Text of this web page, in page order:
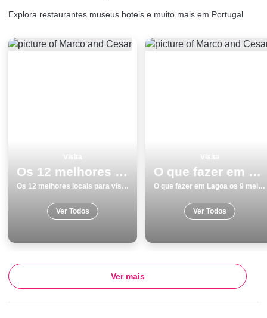
Explora restaurantes museus hoteis e muito mais em Portugal
Os 12 melhores locais para visitar monumentos no Porto
Os 12 melhores locais para visitar monumentos no Porto
Ver Todos
O que fazer em Lagoa os 9 melhores locais para visitar
O que fazer em Lagoa os 9 melhores locais para visitar
Ver Todos
Ver mais